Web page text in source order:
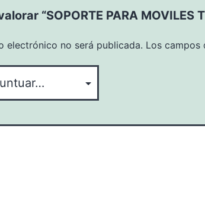
“SOPORTE PARA MOVILES
electrónico no será publicada. Los campos